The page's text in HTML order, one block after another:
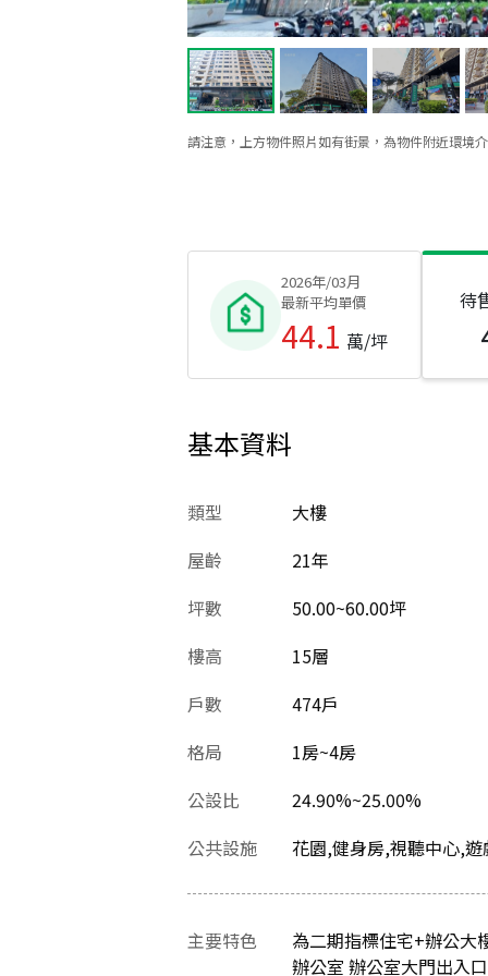
請注意，上方物件照片如有街景，為物件附近環境
2026年/03月
最新平均單價
44.1 萬/坪
待
基本資料
類型
大樓
屋齡
21年
坪數
50.00~60.00坪
樓高
15層
戶數
474戶
格局
1房~4房
公設比
24.90%~25.00%
公共設施
花園,健身房,視聽中心,
主要特色
為二期指標住宅+辦公大
辦公室 辦公室大門出入